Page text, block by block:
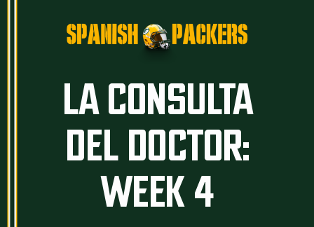
LA CONSULTA
DEL DOCTOR:
WEEK 4
Artículos
Temporada 26/27
Historia
The Frozen Tundra
Guía Packers